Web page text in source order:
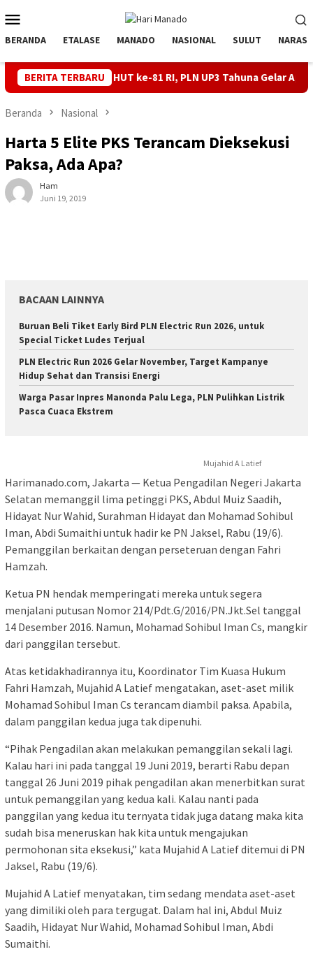
ke
kontenMobile
BERANDA ETALASE MANADO NASIONAL SULUT NARASI
BERITA TERBARU
HUT ke-81 RI, PLN UP3 Tahuna Gelar Apel dan Inspeksi
Beranda Nasional
Harta 5 Elite PKS Terancam Dieksekusi
Paksa, Ada Apa?
Ham
Juni 19, 2019
BACAAN LAINNYA
Buruan Beli Tiket Early Bird PLN Electric Run 2026, untuk
Special Ticket Ludes Terjual
PLN Electric Run 2026 Gelar November, Target Kampanye
Hidup Sehat dan Transisi Energi
Warga Pasar Inpres Manonda Palu Lega, PLN Pulihkan Listrik
Pasca Cuaca Ekstrem
Mujahid A Latief
Harimanado.com, Jakarta — Ketua Pengadilan Negeri Jakarta
Selatan memanggil lima petinggi PKS, Abdul Muiz Saadih,
Hidayat Nur Wahid, Surahman Hidayat dan Mohamad Sohibul
Iman, Abdi Sumaithi untuk hadir ke PN Jaksel, Rabu (19/6).
Pemanggilan berkaitan dengan perseteruan dengan Fahri
Hamzah.
Ketua PN hendak memperingati mereka untuk segera
menjalani putusan Nomor 214/Pdt.G/2016/PN.Jkt.Sel tanggal
14 Desember 2016. Namun, Mohamad Sohibul Iman Cs, mangkir
dari panggilan tersebut.
Atas ketidakhadirannya itu, Koordinator Tim Kuasa Hukum
Fahri Hamzah, Mujahid A Latief mengatakan, aset-aset milik
Mohamad Sohibul Iman Cs terancam diambil paksa. Apabila,
dalam panggilan kedua juga tak dipenuhi.
“Pihak Pengadilan akan melakukan pemanggilan sekali lagi.
Kalau hari ini pada tanggal 19 Juni 2019, berarti Rabu depan
tanggal 26 Juni 2019 pihak pengadilan akan menerbitkan surat
untuk pemanggilan yang kedua kali. Kalau nanti pada
panggilan yang kedua itu ternyata tidak juga datang maka kita
sudah bisa meneruskan hak kita untuk mengajukan
permohonan sita eksekusi,” kata Mujahid A Latief ditemui di PN
Jaksel, Rabu (19/6).
Mujahid A Latief menyatakan, tim sedang mendata aset-aset
yang dimiliki oleh para tergugat. Dalam hal ini, Abdul Muiz
Saadih, Hidayat Nur Wahid, Mohamad Sohibul Iman, Abdi
Sumaithi.